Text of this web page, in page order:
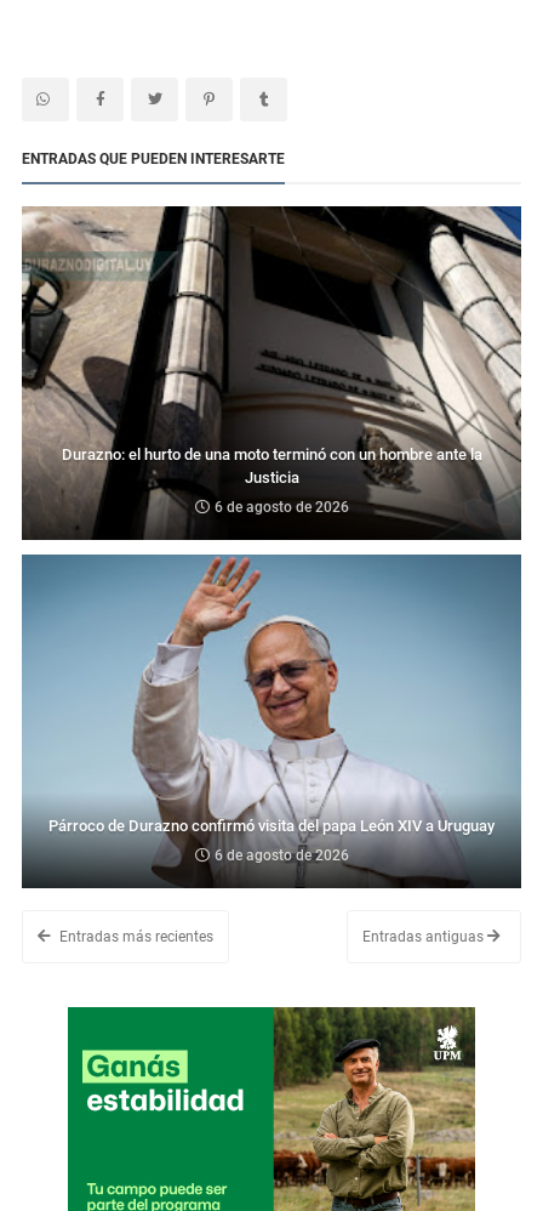
ENTRADAS QUE PUEDEN INTERESARTE
Durazno: el hurto de una moto terminó con un hombre ante la
Justicia
6 de agosto de 2026
Párroco de Durazno confirmó visita del papa León XIV a Uruguay
6 de agosto de 2026
Entradas más recientes Entradas antiguas